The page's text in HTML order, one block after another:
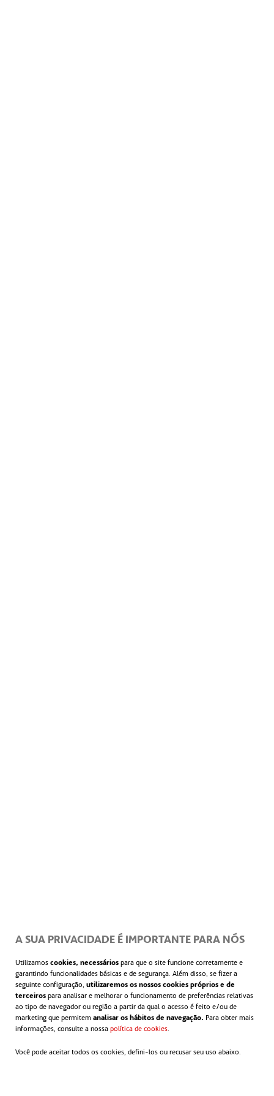
A SUA PRIVACIDADE É IMPORTANTE PARA NÓS
Utilizamos cookies, necessários para que o site funcione corretamente e
garantindo funcionalidades básicas e de segurança. Além disso, se fizer a
seguinte configuração, utilizaremos os nossos cookies próprios e de
terceiros para analisar e melhorar o funcionamento de preferências relativas
ao tipo de navegador ou região a partir da qual o acesso é feito e/ou de
marketing que permitem analisar os hábitos de navegação. Para obter mais
informações, consulte a nossa política de cookiesabre em uma nova guia
.
Você pode aceitar todos os cookies, defini-los ou recusar seu uso abaixo.